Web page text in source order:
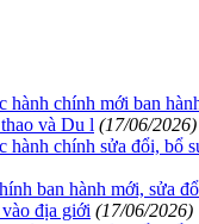
chính mới ban
và Du l (17/06/2026)
hành chính sửa đổi,
ban hành mới, sửa
địa giới (17/06/2026)